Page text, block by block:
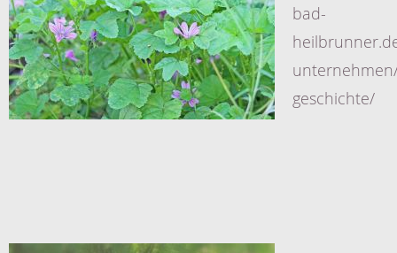
bad-
geschichte/